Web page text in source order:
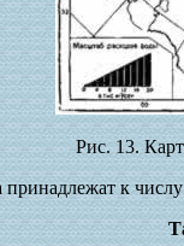
Рис. 13.
к